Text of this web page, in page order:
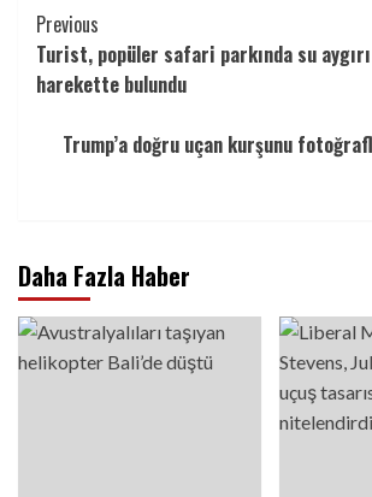
Continue
Reading
Previous
Turist, popüler safari parkında su
harekette bulundu
Trump’a doğru uçan kurşunu
Daha Fazla Haber